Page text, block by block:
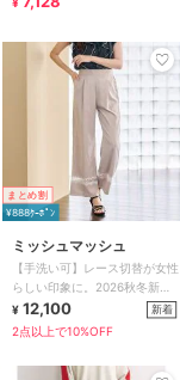
まとめ割
¥888ｸｰﾎﾟﾝ
ミッシュマッシュ
【手洗い可】レース切替が女性
らしい印象に。2026秋冬新作
レース切替タックパンツ
¥ 12,100 新着
2点以上で10%OFF